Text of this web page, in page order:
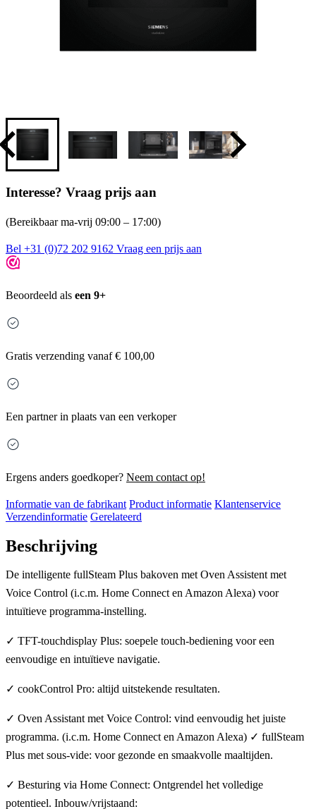
Interesse? Vraag prijs aan
(Bereikbaar ma-vrij 09:00 – 17:00)
Bel +31 (0)72 202 9162 Vraag een prijs aan
Beoordeeld als een 9+
Gratis verzending vanaf € 100,00
Een partner in plaats van een verkoper
Ergens anders goedkoper? Neem contact op!
Informatie van de fabrikant Product informatie Klantenservice
Verzendinformatie Gerelateerd
Beschrijving
De intelligente fullSteam Plus bakoven met Oven Assistent met
Voice Control (i.c.m. Home Connect en Amazon Alexa) voor
intuïtieve programma-instelling.
✓ TFT-touchdisplay Plus: soepele touch-bediening voor een
eenvoudige en intuïtieve navigatie.
✓ cookControl Pro: altijd uitstekende resultaten.
✓ Oven Assistant met Voice Control: vind eenvoudig het juiste
programma. (i.c.m. Home Connect en Amazon Alexa) ✓ fullSteam
Plus met sous-vide: voor gezonde en smaakvolle maaltijden.
✓ Besturing via Home Connect: Ontgrendel het volledige
potentieel. Inbouw/vrijstaand: